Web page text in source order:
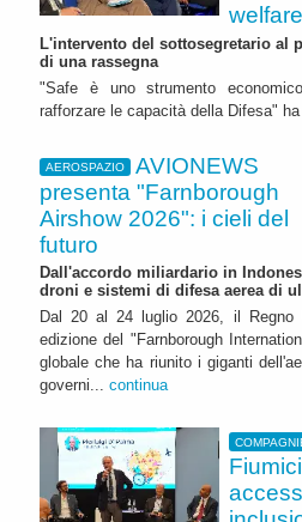
L'intervento del sottosegretario al
di una rassegna
"Safe è uno strumento
rafforzare le capacità della Difesa"
AEROSPAZIO
AVIONEWS
presenta "Farnborough
Airshow 2026": i cieli del
futuro
Dall'accordo miliardario in
droni e sistemi di difesa aerea di
Dal 20 al 24 luglio 2026, il Regno
edizione del "Farnborough
globale che ha riunito i giganti
governi... continua